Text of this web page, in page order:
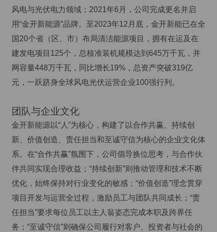
风电与光伏电力领域；2021年6月，公司完成更名并启
用“金开新能源”品牌。至2023年12月底，金开新能已在全
国20个省（区、市）布局清洁能源项目，拥有在运及在
建发电项目125个，总核准装机规模达到645万千瓦，并
网容量448万千瓦，同比增长19%，总资产突破319亿
元，一跃跻身全球风电光伏运营企业100强行列。
团队与企业文化
金开新能源以“人”为核心，构建了以合作共赢、持续创
新、价值创造、责任担当和至诚守信为核心的企业文化体
系。在“合作共赢”氛围下，公司倡导换位思考，与合作伙
伴共同实现合理收益；“持续创新”则推动管理和技术不断
优化，始终保持对行业变化的敏感；“价值创造”理念贯穿
项目开发与运营全过程，激励员工与团队共同成长；“责
任担当”要求每位员工以主人翁姿态完成本职及跨界任
务；“至诚守信”则确保公司履行对客户、投资者与社会的